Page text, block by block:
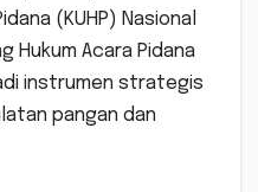
(KUHP) Nasional
Hukum Acara Pidana
instrumen strategis
pangan dan